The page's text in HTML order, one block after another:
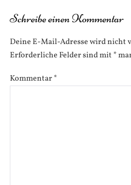
Schreibe einen Kommentar
Deine E-Mail-Adresse wird nicht
Erforderliche Felder sind mit *
Kommentar*